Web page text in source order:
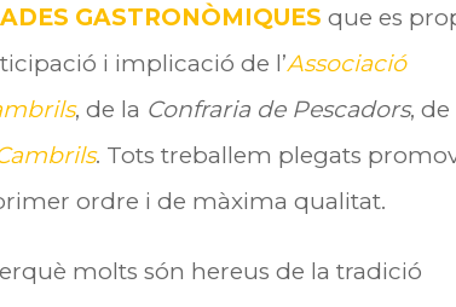
GASTRONÒMIQUES que es
i implicació de l’Associació
, de la Confraria de Pescadors, de
. Tots treballem plegats
ordre i de màxima qualitat.
molts són hereus de la tradició